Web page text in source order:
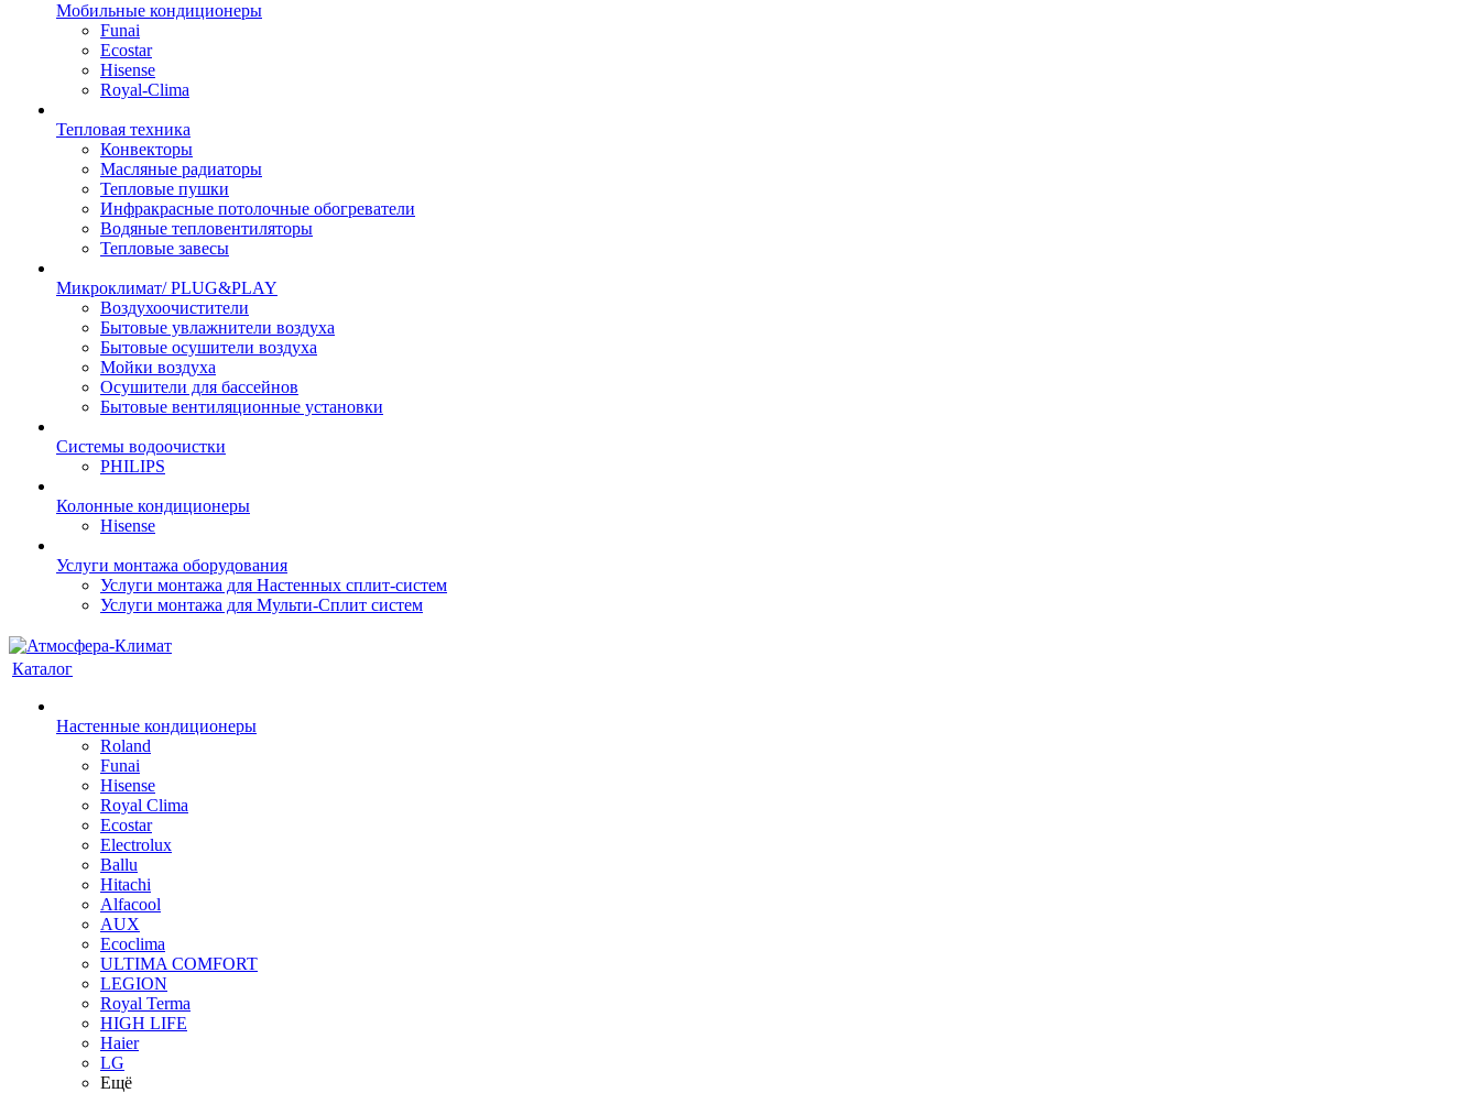
Мобильные кондиционеры
Funai
Ecostar
Hisense
Royal-Clima
Тепловая техника
Конвекторы
Масляные радиаторы
Тепловые пушки
Инфракрасные потолочные обогреватели
Водяные тепловентиляторы
Тепловые завесы
Микроклимат/ PLUG&PLAY
Воздухоочистители
Бытовые увлажнители воздуха
Бытовые осушители воздуха
Мойки воздуха
Осушители для бассейнов
Бытовые вентиляционные установки
Системы водоочистки
PHILIPS
Колонные кондиционеры
Hisense
Услуги монтажа оборудования
Услуги монтажа для Настенных сплит-систем
Услуги монтажа для Мульти-Сплит систем
Каталог
Настенные кондиционеры
Roland
Funai
Hisense
Royal Clima
Ecostar
Electrolux
Ballu
Hitachi
Alfacool
AUX
Ecoclima
ULTIMA COMFORT
LEGION
Royal Terma
HIGH LIFE
Haier
LG
Ещё